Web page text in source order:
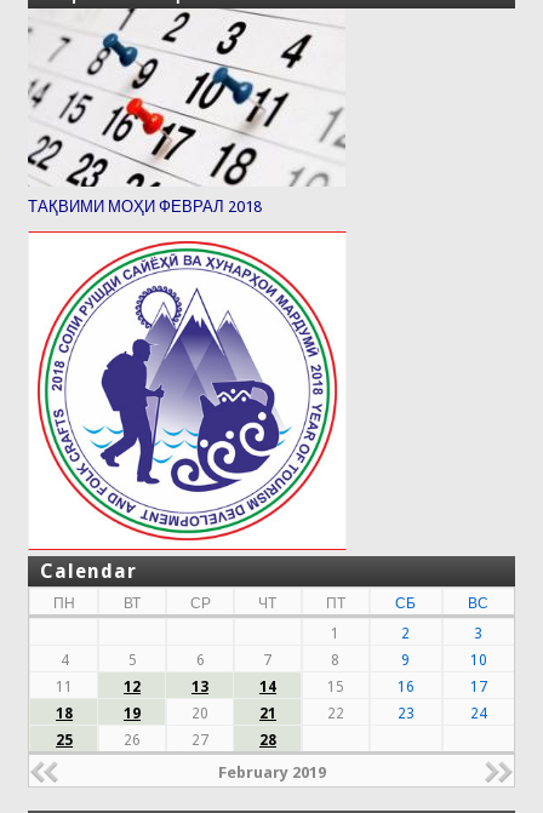
ТАҚВИМИ МОҲИ ФЕВРАЛ 2018
Calendar
ПН ВТ СР ЧТ ПТ СБ
ВС
1
2
3
4
5 6 7 8 9
10
11
12 13 14 15 16
17
18
19 20 21 22 23
24
25
26 27 28
February 2019